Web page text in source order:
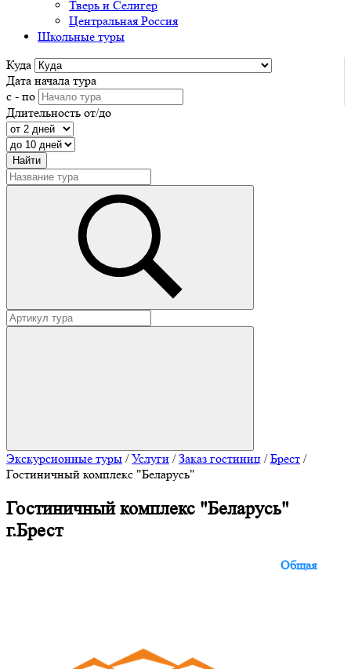
Тверь и Селигер
Центральная Россия
Школьные туры
Куда
Дата начала тура
с - по
Длительность от/до
Экскурсионные туры / Услуги /Заказ гостиниц /Брест /
Гостиничный комплекс "Беларусь"
Гостиничный комплекс "Беларусь"
г.Брест
Общая